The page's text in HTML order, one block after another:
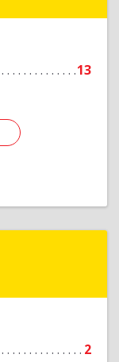
13
2